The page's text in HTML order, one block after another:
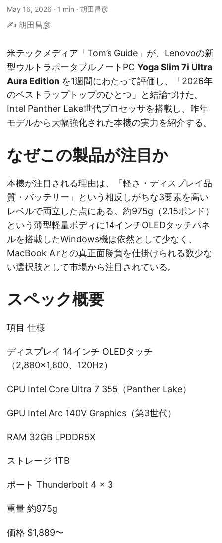
May 16, 2026 · 1 min · 胡田昌彦
✍️ 胡田昌彦
米テックメディア「Tom’s Guide」が、Lenovoの新
型ウルトラポータブルノートPC Yoga Slim 7i Ultra
Aura Edition を1週間にわたって評価し、「2026年
のベストラップトップのひとつ」と結論づけた。
Intel Panther Lake世代プロセッサを搭載し、昨年
モデルから大幅強化された本機の実力を紹介する。
なぜこの製品が注目か
本機が注目される理由は、「軽さ・ディスプレイ品
質・バッテリー」という相反しがちな3要素を高い
レベルで両立した点にある。約975g（2.15ポンド）
という薄型軽量ボディに14インチOLEDタッチパネ
ルを搭載したWindows機は依然として少なく、
MacBook Airとの真正面勝負を仕掛けられる数少な
い選択肢として市場から注目されている。
スペック概要
項目 仕様
ディスプレイ 14インチ OLEDタッチ
（2,880×1,800、120Hz）
CPU Intel Core Ultra 7 355（Panther Lake）
GPU Intel Arc 140V Graphics（第3世代）
RAM 32GB LPDDR5X
ストレージ 1TB
ポート Thunderbolt 4 × 3
重量 約975g
価格 $1,889〜